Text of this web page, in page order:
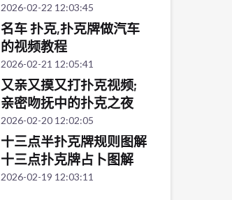
2026-02-22 12:03:45
名车 扑克,扑克牌做汽车
的视频教程
2026-02-21 12:05:41
又亲又摸又打扑克视频;
亲密吻抚中的扑克之夜
2026-02-20 12:02:05
十三点半扑克牌规则图解
十三点扑克牌占卜图解
2026-02-19 12:03:11